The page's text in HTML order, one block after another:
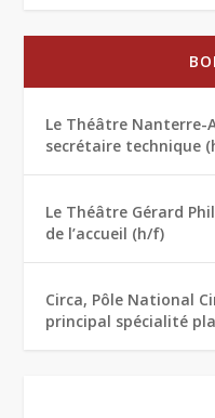
Le Théâtre Nanterre-
secrétaire technique
Le Théâtre Gérard
de l’accueil (h/f)
Circa, Pôle National
principal spécialité